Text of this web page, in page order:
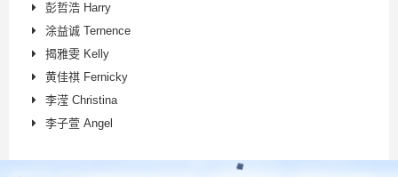
彭哲浩 Harry
涂益诚 Ternence
揭雅雯 Kelly
黄佳祺 Fernicky
李滢 Christina
李子萱 Angel